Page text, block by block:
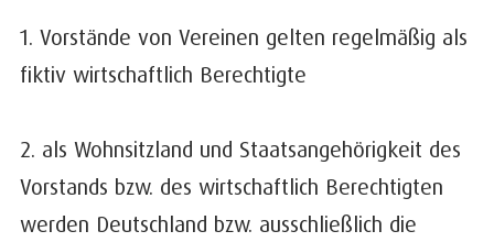
1. Vorstände von Vereinen gelten regelmäßig als
fiktiv wirtschaftlich Berechtigte
2. als Wohnsitzland und Staatsangehörigkeit des
Vorstands bzw. des wirtschaftlich Berechtigten
werden Deutschland bzw. ausschließlich die